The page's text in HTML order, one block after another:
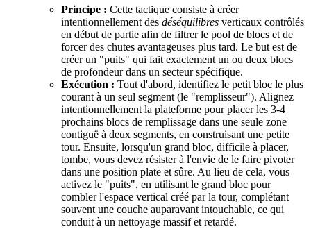
Principe : Cette tactique consiste à créer
intentionnellement des déséquilibres verticaux contrôlés
en début de partie afin de filtrer le pool de blocs et de
forcer des chutes avantageuses plus tard. Le but est de
créer un "puits" qui fait exactement un ou deux blocs
de profondeur dans un secteur spécifique.
Exécution : Tout d'abord, identifiez le petit bloc le plus
courant à un seul segment (le "remplisseur"). Alignez
intentionnellement la plateforme pour placer les 3-4
prochains blocs de remplissage dans une seule zone
contiguë à deux segments, en construisant une petite
tour. Ensuite, lorsqu'un grand bloc, difficile à placer,
tombe, vous devez résister à l'envie de le faire pivoter
dans une position plate et sûre. Au lieu de cela, vous
activez le "puits", en utilisant le grand bloc pour
combler l'espace vertical créé par la tour, complétant
souvent une couche auparavant intouchable, ce qui
conduit à un nettoyage massif et retardé.